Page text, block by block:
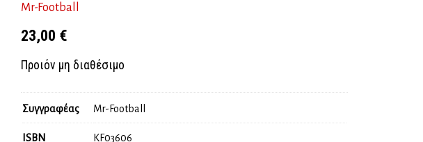
Mr-Football
23,00 €
Προιόν μη διαθέσιμο
Συγγραφέας Mr-Football
ISBN KF03606